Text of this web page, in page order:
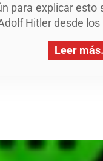
para explicar
Hitler desde
Leer